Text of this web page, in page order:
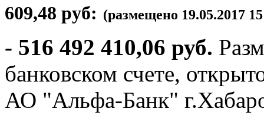
609,48 руб: (размещено 19.05.2017
- 516 492 410,06 руб.
банковском счете,
АО "Альфа-Банк"